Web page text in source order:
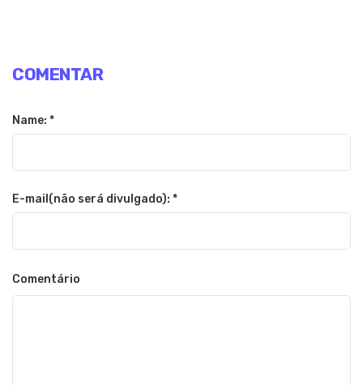
COMENTAR
Name: *
E-mail(não será divulgado): *
Comentário